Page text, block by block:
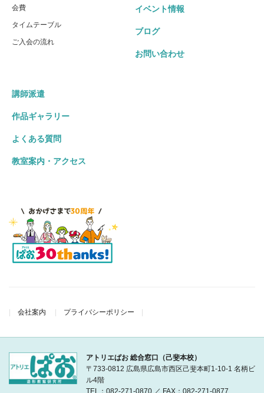
会費
タイムテーブル
ご入会の流れ
イベント情報
ブログ
お問い合わせ
講師派遣
作品ギャラリー
よくある質問
教室案内・アクセス
会社案内 プライバシーポリシー
アトリエぱお 総合窓口（己斐本校）
〒733-0812 広島県広島市西区己斐本町1-10-1 名柄ビ
ル4階
TEL： 082-271-0870／ FAX：082-271-0877